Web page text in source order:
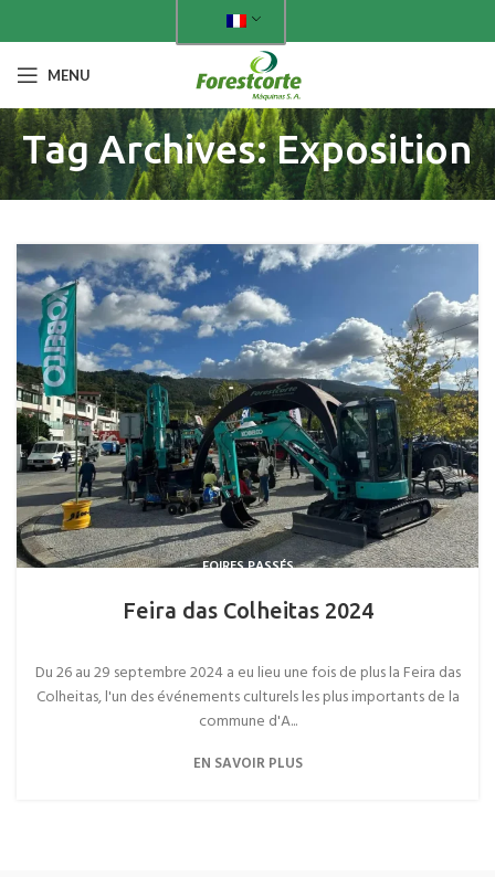
MENU
Tag Archives: Exposition
FOIRES PASSÉS
Feira das Colheitas 2024
Du 26 au 29 septembre 2024 a eu lieu une fois de plus la Feira das
Colheitas, l'un des événements culturels les plus importants de la
commune d'A...
EN SAVOIR PLUS